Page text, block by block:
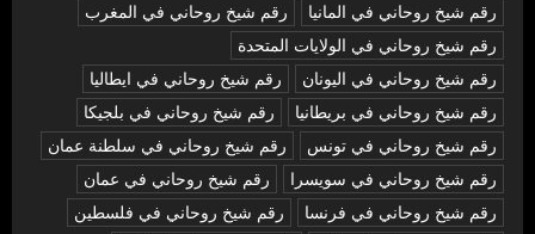
رقم شيخ روحاني في المانيا
رقم شيخ روحاني في المغرب
رقم شيخ روحاني في الولايات المتحدة
رقم شيخ روحاني في اليونان
رقم شيخ روحاني في ايطاليا
رقم شيخ روحاني في بريطانيا
رقم شيخ روحاني في بلجيكا
رقم شيخ روحاني في تونس
رقم شيخ روحاني في سلطنة عمان
رقم شيخ روحاني في سويسرا
رقم شيخ روحاني في عمان
رقم شيخ روحاني في فرنسا
رقم شيخ روحاني في فلسطين